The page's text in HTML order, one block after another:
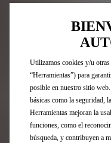
techo y el alerón,
naturaleza radical
Porque la excelencia
departamento de
mejorado el prototipo
color identificativo de
edición limitada DS
retrovisores, las
Utilizamos cookies y/u
“Herramientas”) para
posible en nuestro sitio
básicas como la seguridad,
Herramientas mejoran la
funciones, como el
búsqueda, y contribuyen a